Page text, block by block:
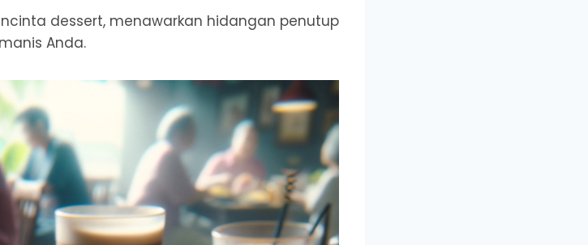
dessert, menawarkan hidangan penutup
Anda.